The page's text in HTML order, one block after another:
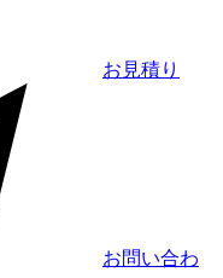
お見積り
お問い合わ